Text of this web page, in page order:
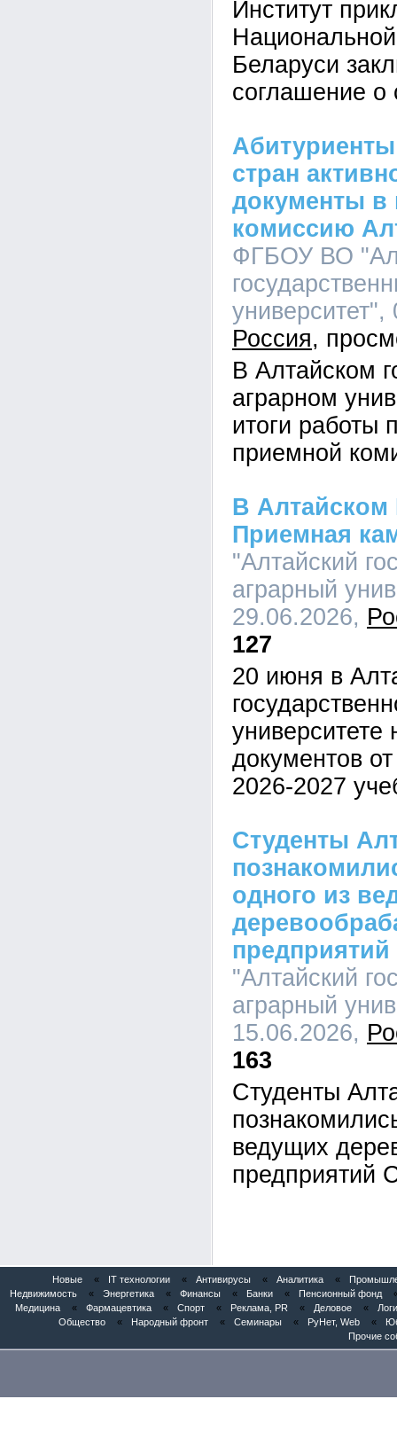
Институт
Беларуси
соглашение о
стран
документы
комиссию
ФГБОУ ВО
Россия
В Алтайском
аграрном
итоги работы
приемной
В Алтайском
Приемная
"Алтайский
аграрный
29.06.2026,
127
20 июня в
документов
2026-2027
Студенты
одного из
"Алтайский
аграрный
15.06.2026,
163
Студенты
ведущих
предприятий
Новые « IT технологии « Антивирусы « Аналитика «
Недвижимость
« Энергетика « Финансы « Банки « Пенсионный фонд
Медицина
« Фармацевтика « Спорт « Реклама, PR « Деловое «
Общество
« Народный фронт « Семинары « РуНет, Web «
Прочие